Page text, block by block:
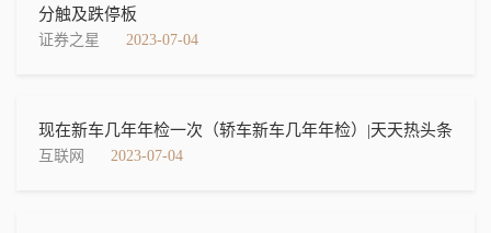
分触及跌停板
证券之星 2023-07-04
现在新车几年年检一次（轿车新车几年年检）|天天热头条
互联网 2023-07-04